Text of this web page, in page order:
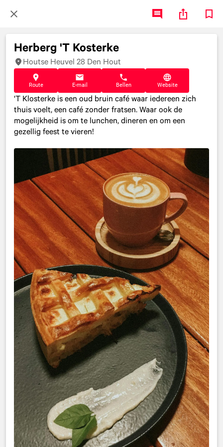
Herberg 'T Kosterke
Houtse Heuvel 28 Den Hout
Route E-mail Bellen Website
'T Klosterke is een oud bruin café waar iedereen zich
thuis voelt, een café zonder fratsen. Waar ook de
mogelijkheid is om te lunchen, dineren en om een
gezellig feest te vieren!